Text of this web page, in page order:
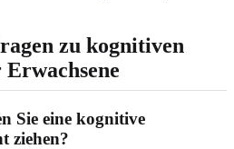
zu kognitiven
Sie eine kognitive
ziehen?